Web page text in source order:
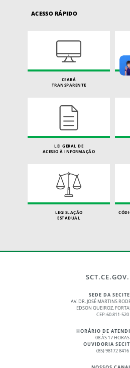
ACESSO RÁPIDO
CEARÁ
TRANSPARENTE
LEI GERAL DE
ACESSO À INFORMAÇÃO
LEGISLAÇÃO
ESTADUAL
SEDE DA
AV. DR. JOSÉ MARTINS
EDSON QUEIROZ,
CEP: 60.811-520
HORÁRIO DE
08 ÀS 17 HORAS
OUVIDORIA
(85) 98172 8416